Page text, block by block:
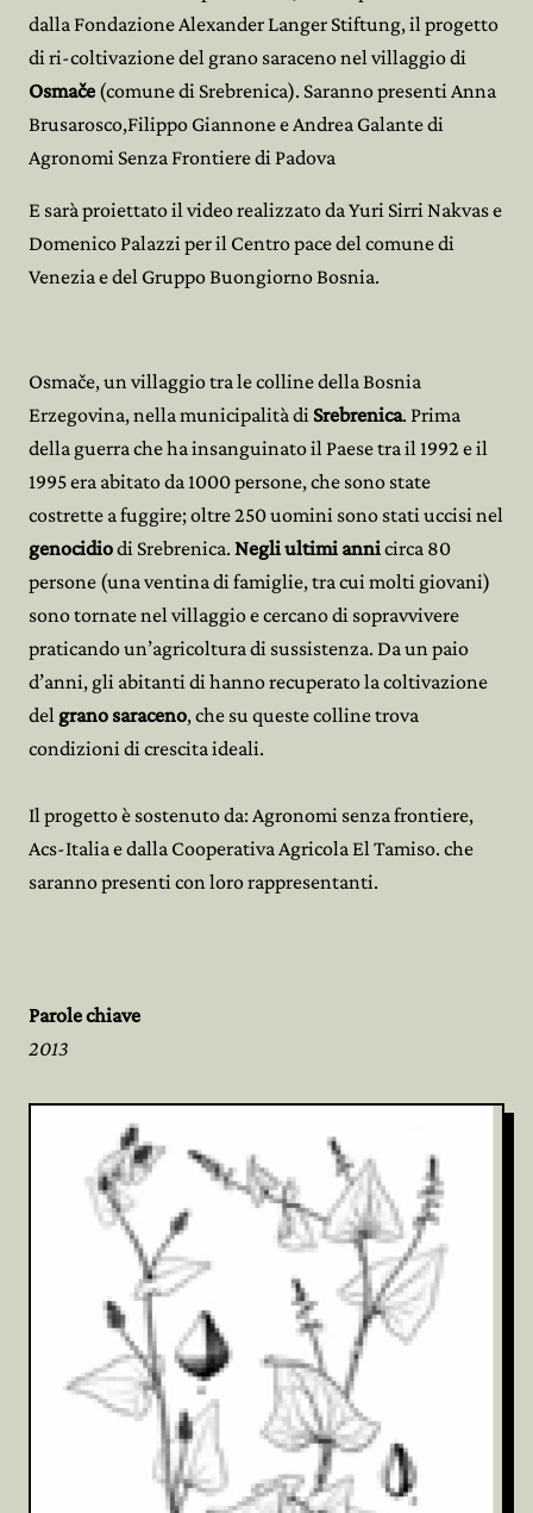
dalla Fondazione Alexander Langer Stiftung, il progetto
di ri-coltivazione del grano saraceno nel villaggio di
Osmače (comune di Srebrenica). Saranno presenti Anna
Brusarosco,Filippo Giannone e Andrea Galante di
Agronomi Senza Frontiere di Padova
E sarà proiettato il video realizzato da Yuri Sirri Nakvas e
Domenico Palazzi per il Centro pace del comune di
Venezia e del Gruppo Buongiorno Bosnia.
Osmače, un villaggio tra le colline della Bosnia
Erzegovina, nella municipalità di Srebrenica. Prima
della guerra che ha insanguinato il Paese tra il 1992 e il
1995 era abitato da 1000 persone, che sono state
costrette a fuggire; oltre 250 uomini sono stati uccisi nel
genocidiodi Srebrenica. Negli ultimi annicirca 80
persone (una ventina di famiglie, tra cui molti giovani)
sono tornate nel villaggio e cercano di sopravvivere
praticando un’agricoltura di sussistenza. Da un paio
d’anni, gli abitanti di hanno recuperato la coltivazione
del grano saraceno, che su queste colline trova
condizioni di crescita ideali.
Il progetto è sostenuto da: Agronomi senza frontiere,
Acs-Italia e dalla Cooperativa Agricola El Tamiso. che
saranno presenti con loro rappresentanti.
Parole chiave
2013